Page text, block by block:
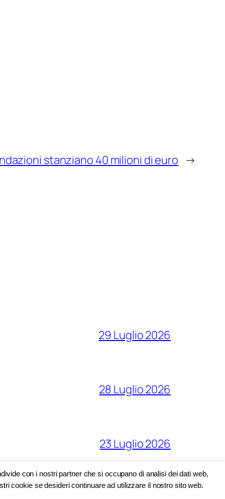
stanziano 40 milioni di euro →
29 Luglio 2026
28 Luglio 2026
23 Luglio 2026
con i nostri partner che si occupano di analisi dei dati web,
cookie se desideri continuare ad utilizzare il nostro sito web.